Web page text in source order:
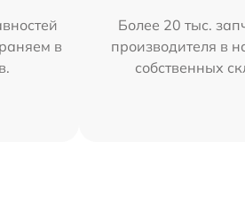
в
Более 20 тыс.
производителя в
собственных